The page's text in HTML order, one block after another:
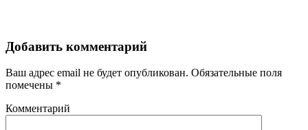
Добавить комментарий
Ваш адрес email не будет опубликован. Обязательные поля
помечены *
Комментарий